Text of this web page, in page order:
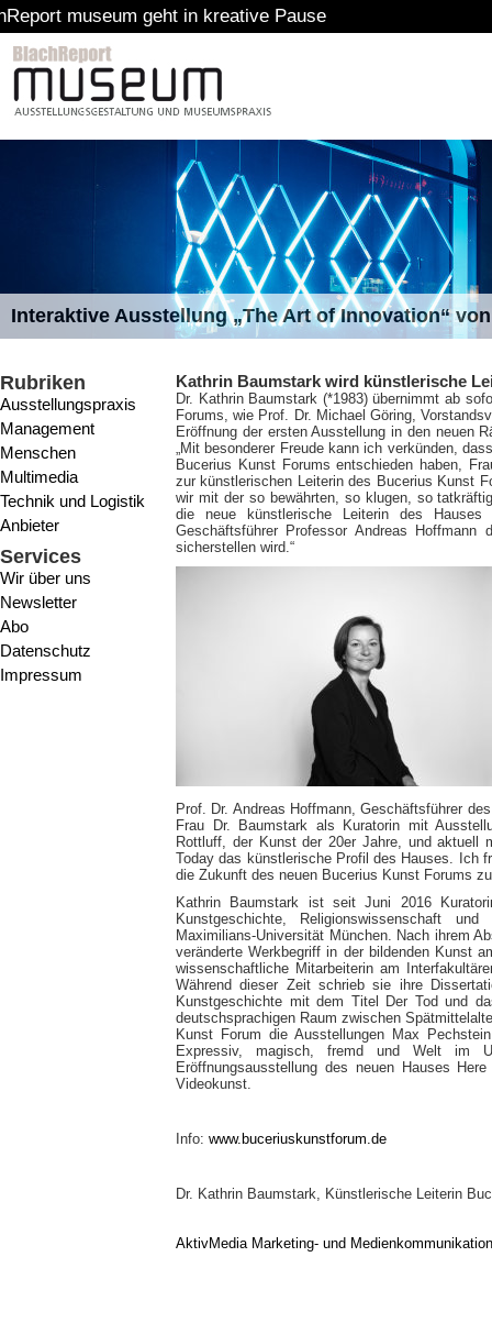
geht in kreative Pause
Interaktive Ausstellung „The Art of Innovation“
Rubriken
Ausstellungspraxis
Management
Menschen
Multimedia
Technik und Logistik
Anbieter
Services
Wir über uns
Newsletter
Abo
Datenschutz
Impressum
Kathrin Baumstark wird künstlerische
Dr. Kathrin Baumstark (*1983) übernimmt ab
Forums, wie Prof. Dr. Michael Göring,
Eröffnung der ersten Ausstellung in den neuen
„Mit besonderer Freude kann ich verkünden,
Bucerius Kunst Forums entschieden haben,
zur künstlerischen Leiterin des Bucerius Kunst
wir mit der so bewährten, so klugen, so
die neue künstlerische Leiterin des
Geschäftsführer Professor Andreas
sicherstellen wird.“
Prof. Dr. Andreas Hoffmann, Geschäftsführer
Frau Dr. Baumstark als Kuratorin mit
Rottluff, der Kunst der 20er Jahre, und aktuell
Today das künstlerische Profil des Hauses. Ich
die Zukunft des neuen Bucerius Kunst Forums
Kathrin Baumstark ist seit Juni 2016
Kunstgeschichte, Religionswissenschaft
Maximilians-Universität München. Nach ihrem
veränderte Werkbegriff in der bildenden Kunst
wissenschaftliche Mitarbeiterin am
Während dieser Zeit schrieb sie ihre
Kunstgeschichte mit dem Titel Der Tod und
deutschsprachigen Raum zwischen
Kunst Forum die Ausstellungen Max
Expressiv, magisch, fremd und Welt im
Eröffnungsausstellung des neuen Hauses
Videokunst.
Info: www.buceriuskunstforum.de
Dr. Kathrin Baumstark, Künstlerische Leiterin
AktivMedia Marketing- und